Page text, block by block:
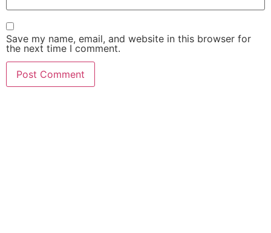
Save my name, email, and website in this browser for
the next time I comment.